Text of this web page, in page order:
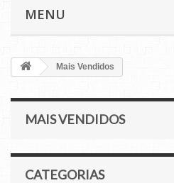
MENU
Mais Vendidos
MAIS VENDIDOS
CATEGORIAS